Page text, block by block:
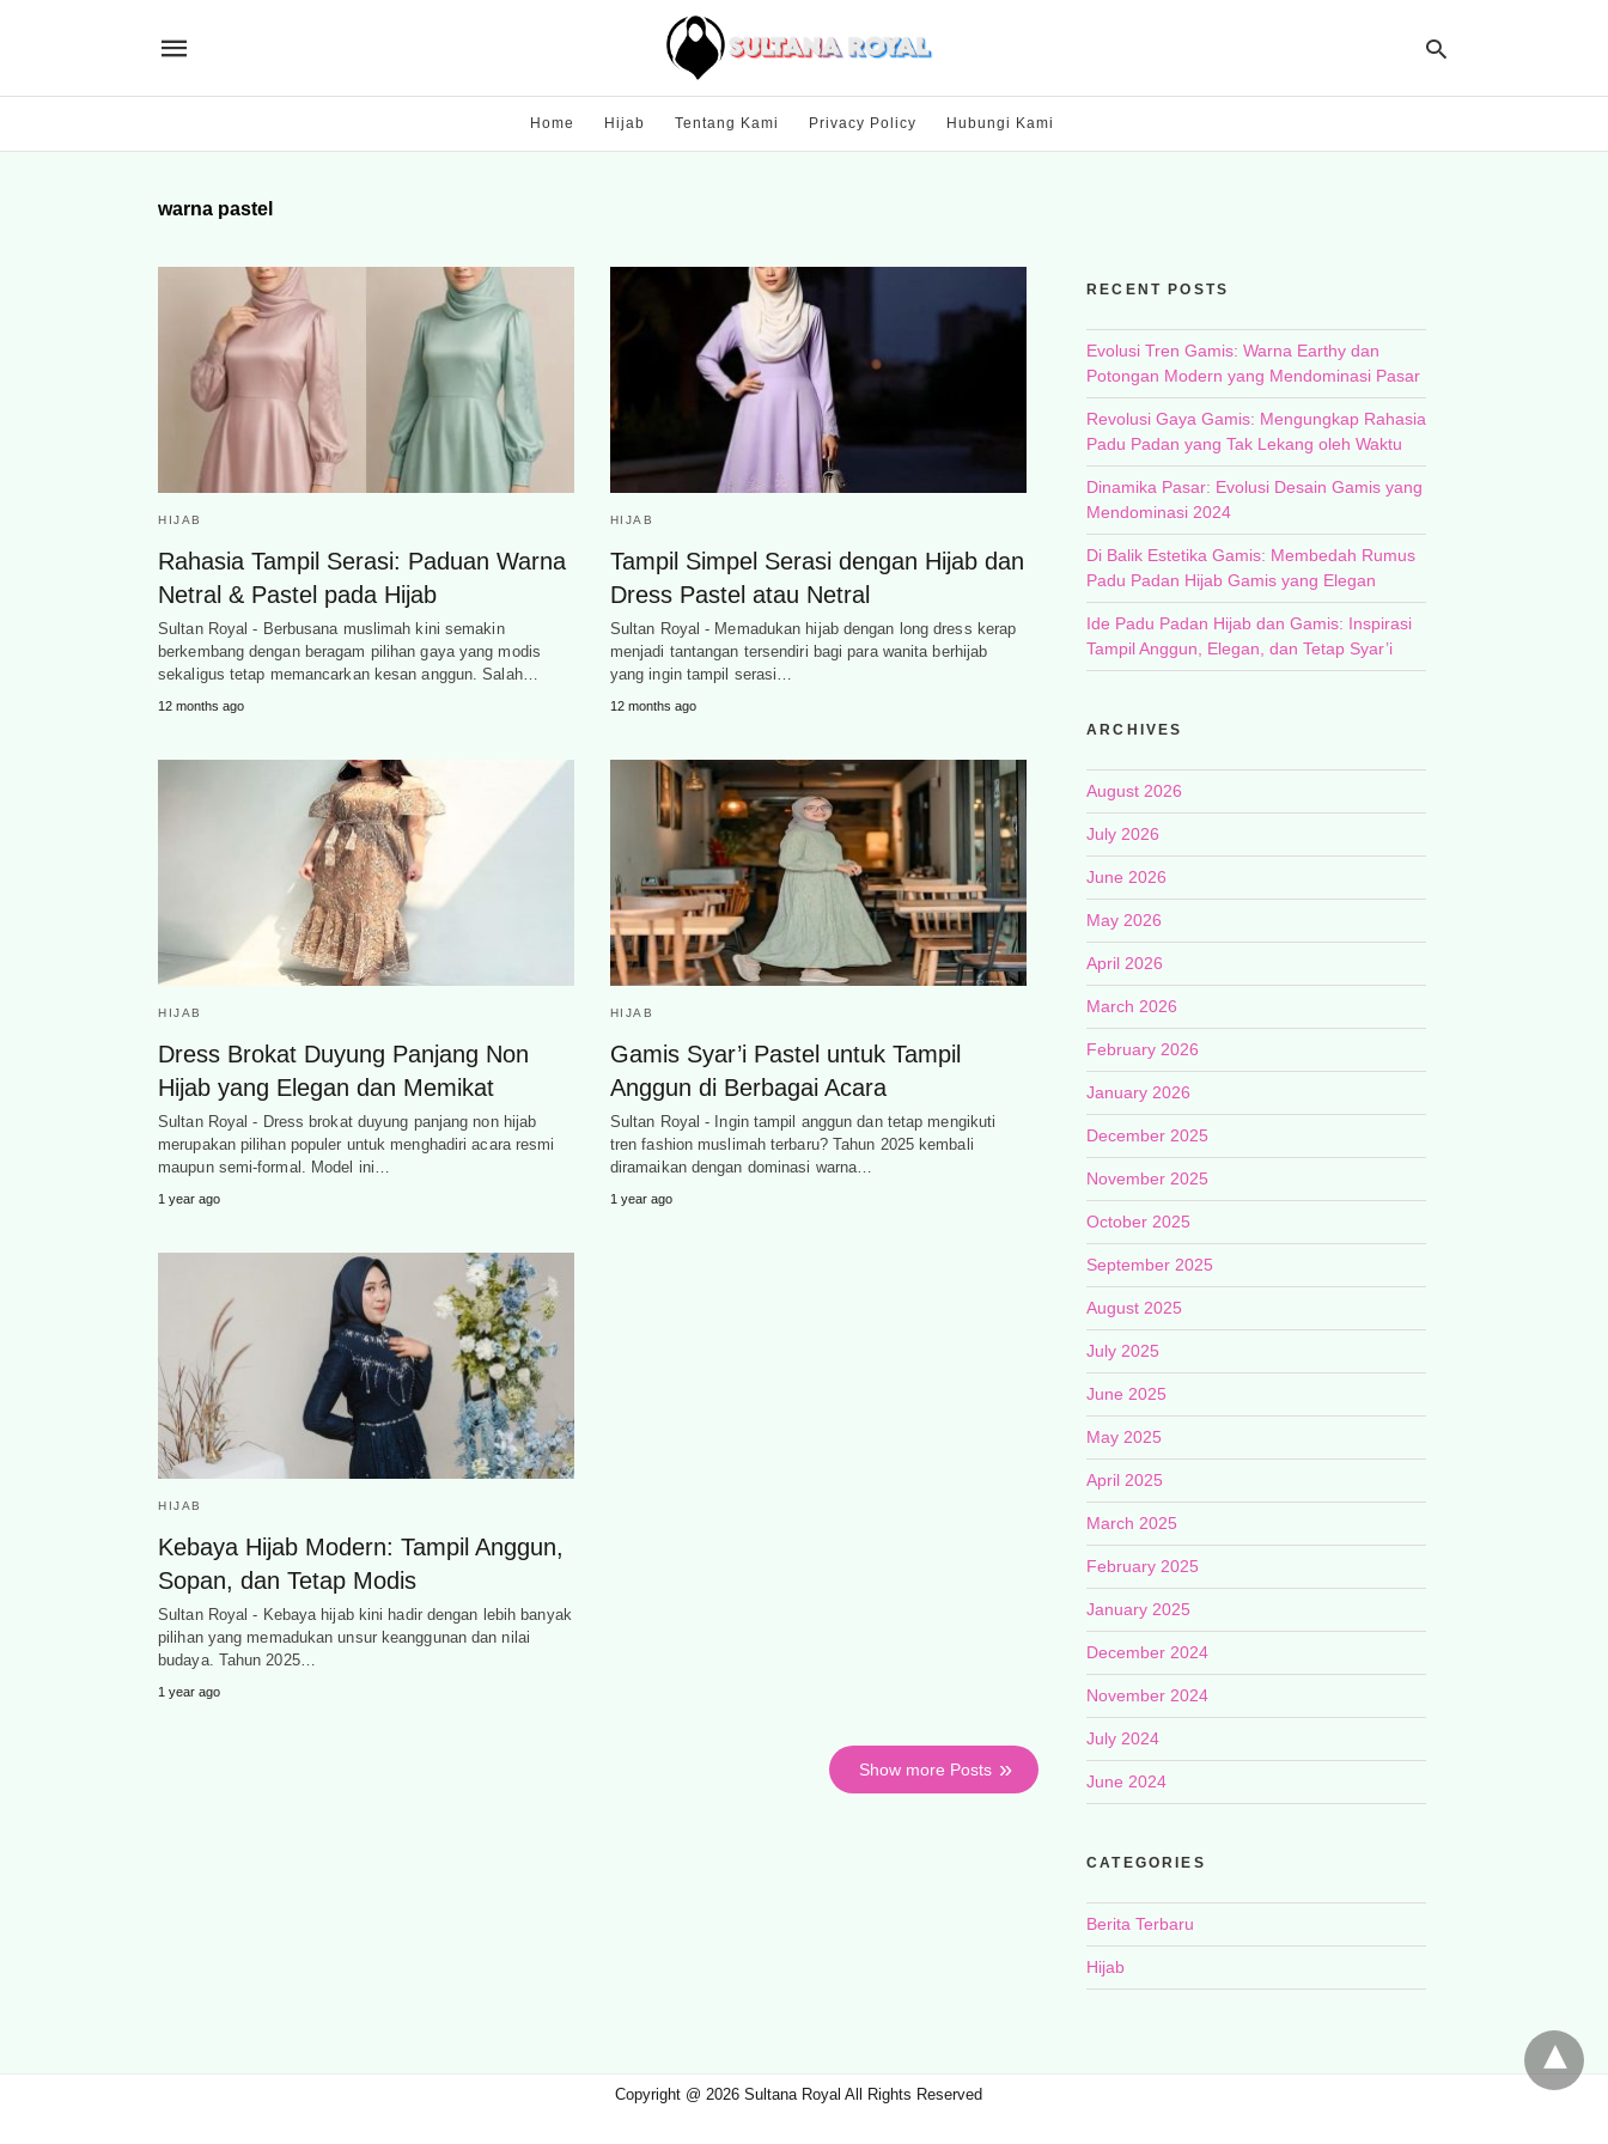
Home Hijab Tentang Kami Privacy Policy Hubungi Kami
warna pastel
HIJAB
Rahasia Tampil Serasi: Paduan Warna
Netral & Pastel pada Hijab
Sultan Royal - Berbusana muslimah kini semakin
berkembang dengan beragam pilihan gaya yang modis
sekaligus tetap memancarkan kesan anggun. Salah…
12 months ago
HIJAB
Tampil Simpel Serasi dengan Hijab dan
Dress Pastel atau Netral
Sultan Royal - Memadukan hijab dengan long dress kerap
menjadi tantangan tersendiri bagi para wanita berhijab
yang ingin tampil serasi…
12 months ago
HIJAB
Dress Brokat Duyung Panjang Non
Hijab yang Elegan dan Memikat
Sultan Royal - Dress brokat duyung panjang non hijab
merupakan pilihan populer untuk menghadiri acara resmi
maupun semi-formal. Model ini…
1 year ago
HIJAB
Gamis Syar’i Pastel untuk Tampil
Anggun di Berbagai Acara
Sultan Royal - Ingin tampil anggun dan tetap mengikuti
tren fashion muslimah terbaru? Tahun 2025 kembali
diramaikan dengan dominasi warna…
1 year ago
HIJAB
Kebaya Hijab Modern: Tampil Anggun,
Sopan, dan Tetap Modis
Sultan Royal - Kebaya hijab kini hadir dengan lebih banyak
pilihan yang memadukan unsur keanggunan dan nilai
budaya. Tahun 2025…
1 year ago
Show more Posts
RECENT POSTS
Evolusi Tren Gamis: Warna Earthy dan
Potongan Modern yang Mendominasi Pasar
Revolusi Gaya Gamis: Mengungkap Rahasia
Padu Padan yang Tak Lekang oleh Waktu
Dinamika Pasar: Evolusi Desain Gamis yang
Mendominasi 2024
Di Balik Estetika Gamis: Membedah Rumus
Padu Padan Hijab Gamis yang Elegan
Ide Padu Padan Hijab dan Gamis: Inspirasi
Tampil Anggun, Elegan, dan Tetap Syar’i
ARCHIVES
August 2026
July 2026
June 2026
May 2026
April 2026
March 2026
February 2026
January 2026
December 2025
November 2025
October 2025
September 2025
August 2025
July 2025
June 2025
May 2025
April 2025
March 2025
February 2025
January 2025
December 2024
November 2024
July 2024
June 2024
CATEGORIES
Berita Terbaru
Hijab
Copyright @ 2026 Sultana Royal All Rights Reserved